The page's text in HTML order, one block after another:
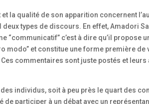
la qualité de son apparition concernent
types de discours. En effet, Amadori
“communicatif” c’est à dire qu’il propose
modo” et constitue une forme première
commentaires sont juste postés et leurs
individus, soit à peu près le quart des
participer à un débat avec un